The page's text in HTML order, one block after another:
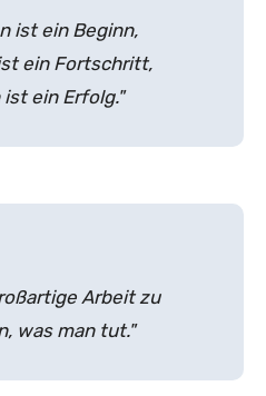
ist ein Beginn,
ein Fortschritt,
ein Erfolg."
Arbeit zu
was man tut."